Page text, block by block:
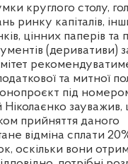
круглого столу,
ринку капіталів,
цінних паперів та
(деривативи)
та митної
під
зауважив,
прийняття даного
відміна сплати
оскільки вони